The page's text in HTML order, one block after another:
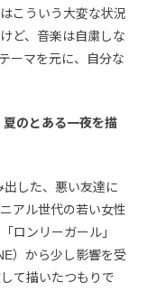
こういう大変な状況
ど、音楽は自粛しな
ーマを元に、自分な
のとある一夜を描
出した、悪い友達に
アル世代の若い女性
ロンリーガール」
）から少し影響を受
て描いたつもりで